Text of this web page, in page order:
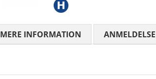
MERE INFORMATION